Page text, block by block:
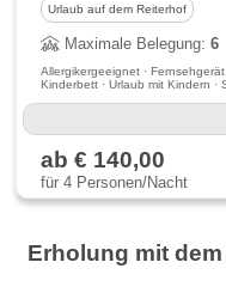
Urlaub auf dem Reiterhof
Maximale Belegung:6
Allergikergeeignet ·
Kinderbett · Urlaub mit Kindern ·
ab € 140,00
für 4 Personen/Nacht
Erholung mit